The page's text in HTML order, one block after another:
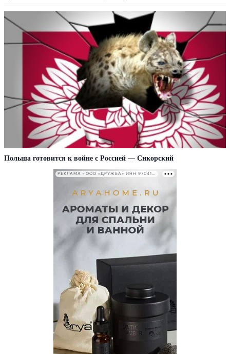
Польша готовится к войне с Россией — Сикорский
РЕКЛАМА • ООО «ДРУЖБА» ИНН 9704146411